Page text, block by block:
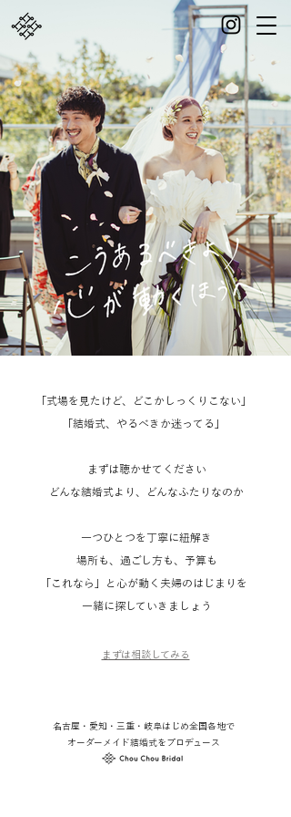
「式場を見たけど、どこかしっくりこない」
​「結婚式、やるべきか迷ってる」
まずは聴かせてください
どんな結婚式より、 どんなふたりなのか
一つひとつを丁寧に紐解き
場所も、過ごし方も、予算も
「これなら」と心が動く夫婦のはじまりを
​ 一緒に探していきましょう
​まずは相談してみる
名古屋・愛知・三重・岐阜はじめ全国各地で
オーダーメイド結婚式をプロデュース​